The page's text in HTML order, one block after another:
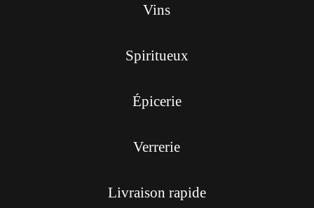
Vins
Spiritueux
Épicerie
Verrerie
Livraison rapide